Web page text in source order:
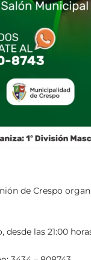
de Crespo
las 21:00